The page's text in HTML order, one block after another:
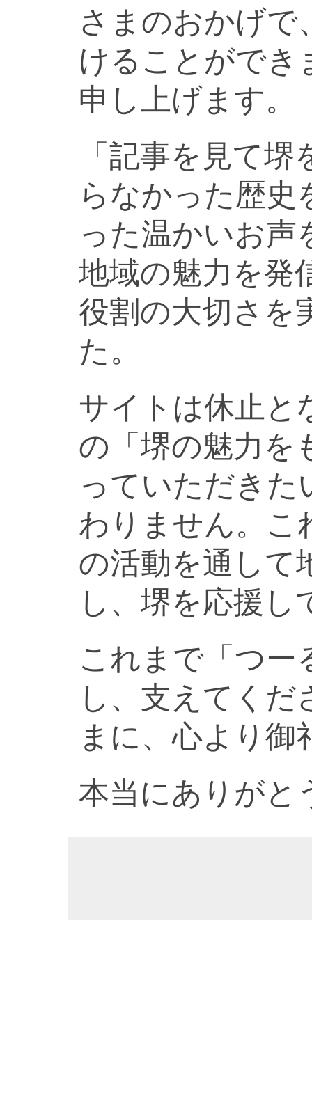
さまのおかげで
けることができ
申し上げます。
「記事を見て
らなかった歴史
った温かいお声
地域の魅力を発
役割の大切さを
た。
サイトは休止と
の「堺の魅力を
っていただきた
わりません。こ
の活動を通して
し、堺を応援し
これまで「つー
し、支えてく
まに、心より御
本当にありがと